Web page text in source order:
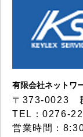
有限会社ネットワ
〒373-0023
TEL：0276-
営業時間：